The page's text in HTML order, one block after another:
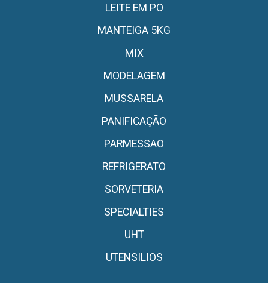
LEITE EM PO
MANTEIGA 5KG
MIX
MODELAGEM
MUSSARELA
PANIFICAÇÃO
PARMESSAO
REFRIGERATO
SORVETERIA
SPECIALTIES
UHT
UTENSILIOS